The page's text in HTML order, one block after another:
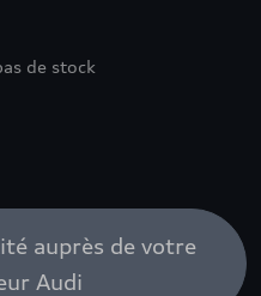
de stock
auprès de votre
Audi